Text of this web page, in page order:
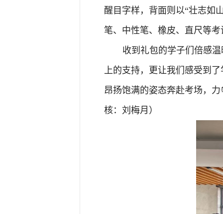
醒目字样，背面则以“壮志如
笔、中性笔、橡皮、直尺等
收到礼包的学子们倍感
上的支持，更让我们感受到
昂扬饱满的姿态奔赴考场，
核：刘梅月）